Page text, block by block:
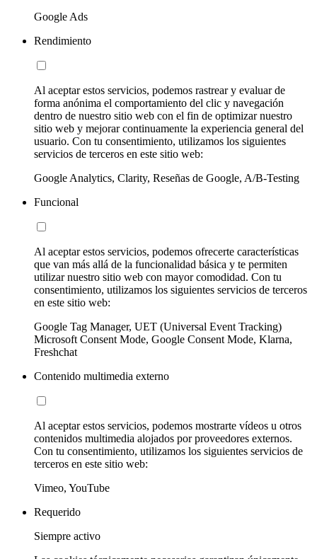
Google Ads
Rendimiento
Al aceptar estos servicios, podemos rastrear y evaluar de
forma anónima el comportamiento del clic y navegación
dentro de nuestro sitio web con el fin de optimizar nuestro
sitio web y mejorar continuamente la experiencia general del
usuario. Con tu consentimiento, utilizamos los siguientes
servicios de terceros en este sitio web:
Google Analytics, Clarity, Reseñas de Google, A/B-Testing
Funcional
Al aceptar estos servicios, podemos ofrecerte características
que van más allá de la funcionalidad básica y te permiten
utilizar nuestro sitio web con mayor comodidad. Con tu
consentimiento, utilizamos los siguientes servicios de terceros
en este sitio web:
Google Tag Manager, UET (Universal Event Tracking)
Microsoft Consent Mode, Google Consent Mode, Klarna,
Freshchat
Contenido multimedia externo
Al aceptar estos servicios, podemos mostrarte vídeos u otros
contenidos multimedia alojados por proveedores externos.
Con tu consentimiento, utilizamos los siguientes servicios de
terceros en este sitio web:
Vimeo, YouTube
Requerido
Siempre activo